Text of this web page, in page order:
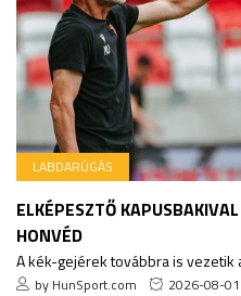
LABDARÚGÁS
ELKÉPESZTŐ
HONVÉD
A kék-gejérek továbbra is vezetik
by HunSport.com 2026-08-